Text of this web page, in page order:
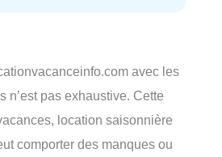
avec les
n’est pas exhaustive. Cette
location saisonnière
comporter des manques ou